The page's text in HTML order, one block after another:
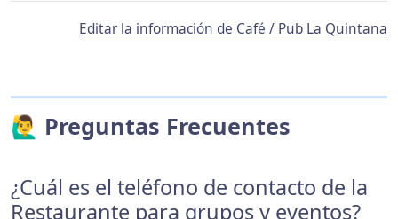
Editar la información de Café / Pub La Quintana
🙋‍♂️ Preguntas Frecuentes
¿Cuál es el teléfono de contacto de la
Restaurante para grupos y eventos?